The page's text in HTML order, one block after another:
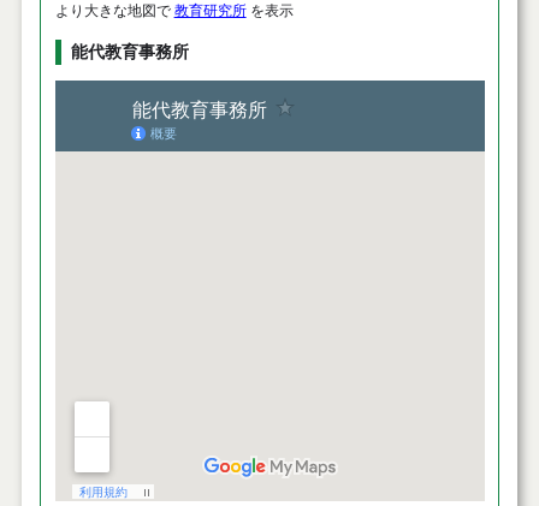
より大きな地図で 教育研究所を表示
能代教育事務所